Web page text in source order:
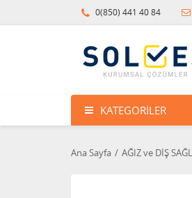
0(850) 441 40 84
KATEGORILER
Ana Sayfa AĞIZ ve DİŞ